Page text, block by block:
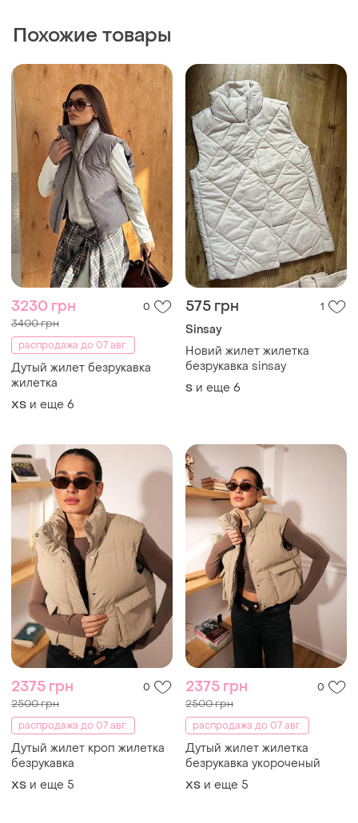
Похожие товары
3230 грн 0
3400 грн
распродажа до 07 авг.
Дутый жилет безрукавка
жилетка
ХS и еще 6
575 грн 1
Sinsay
Новий жилет жилетка
безрукавка sinsay
S и еще 6
2375 грн 0
2500 грн
распродажа до 07 авг.
Дутый жилет кроп жилетка
безрукавка
ХS и еще 5
2375 грн 0
2500 грн
распродажа до 07 авг.
Дутый жилет жилетка
безрукавка укороченый
ХS и еще 5